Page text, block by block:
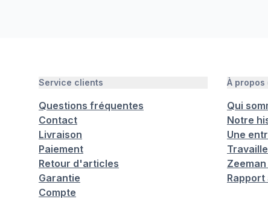
Service clients
Questions fréquentes
Contact
Livraison
Paiement
Retour d'articles
Garantie
Compte
À propos
Qui
Notre
Une
Rapport